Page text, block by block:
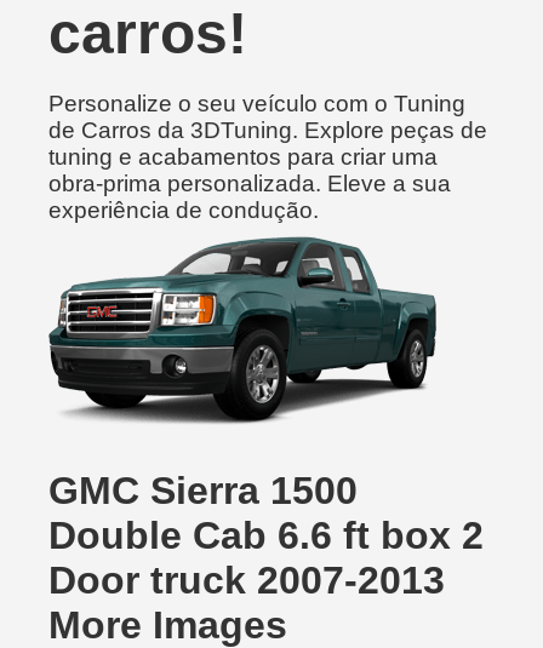
carros!
Personalize o seu veículo com o Tuning
de Carros da 3DTuning. Explore peças de
tuning e acabamentos para criar uma
obra-prima personalizada. Eleve a sua
experiência de condução.
GMC Sierra 1500
Double Cab 6.6 ft box 2
Door truck 2007-2013
More Images